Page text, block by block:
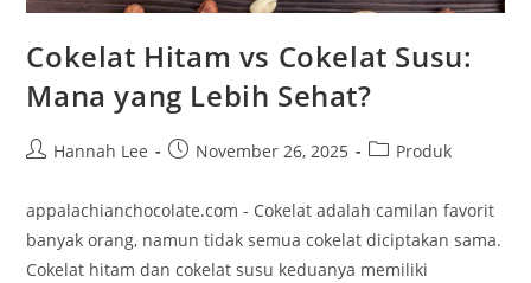
Cokelat Hitam vs Cokelat Susu:
Mana yang Lebih Sehat?
PostHannah Lee
PostNovember 26, 2025
PostProduk
appalachianchocolate.com - Cokelat adalah camilan favorit
banyak orang, namun tidak semua cokelat diciptakan sama.
Cokelat hitam dan cokelat susu keduanya memiliki